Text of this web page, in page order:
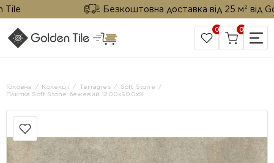
Безкоштовна доставка від 25 м² від
САЙТ КОМПАНІЇ
0 0
Головна Колекції Terragres
Soft Stone
Плитка Soft Stone бежевий 1200х600х8